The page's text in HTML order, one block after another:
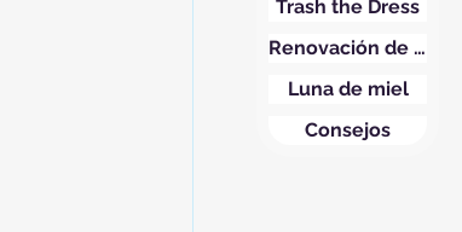
Trash the Dress
Renovación de votos
Luna de miel
Consejos